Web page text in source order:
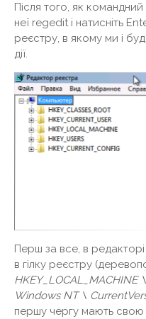
Після того, як
неї regedit і натисніть
реєстру, в якому ми і
дії.
Перш за все, в
в гілку реєстру
Windows NT \
першу чергу мають свою